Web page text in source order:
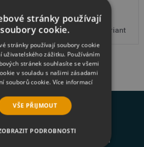
od1 719 Kč 20 variant
na váš e-mail
stránky používají
soubory cookie.
stránky používají soubory cookie
uživatelského zážitku. Používáním
stránek souhlasíte se všemi
v souladu s našimi zásadami
souborů cookie. Více informací
VŠE PŘIJMOUT
PODROBNOSTI